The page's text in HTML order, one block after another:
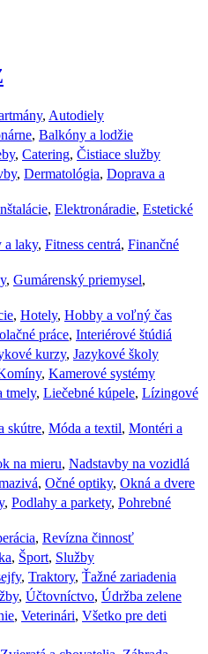
, Autodiely
, Balkóny a lodžie
, Catering, Čistiace služby
, Dermatológia, Doprava a
, Elektronáradie, Estetické
a laky, Fitness centrá, Finančné
, Gumárenský priemysel,
, Hotely, Hobby a voľný čas
práce, Interiérové štúdiá
kurzy, Jazykové školy
, Kamerové systémy
tmely, Liečebné kúpele, Lízingové
skútre, Móda a textil, Montéri a
na mieru, Nadstavby na vozidlá
, Očné optiky, Okná a dvere
, Podlahy a parkety, Pohrebné
, Revízna činnosť
, Šport, Služby
, Traktory, Ťažné zariadenia
, Účtovníctvo, Údržba zelene
, Veterinári, Všetko pre deti